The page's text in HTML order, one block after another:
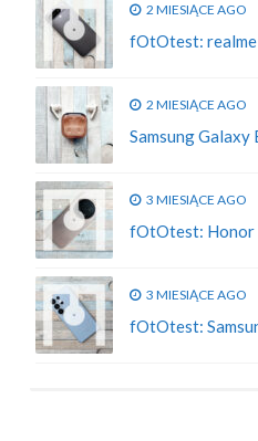
2 MIESIĄCE AGO
fOtOtest:
2 MIESIĄCE AGO
Samsung Galaxy
3 MIESIĄCE AGO
fOtOtest: Honor
3 MIESIĄCE AGO
fOtOtest: